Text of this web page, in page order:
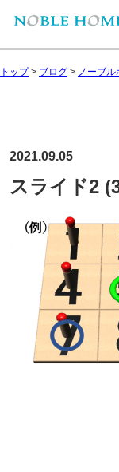
トップ> ブログ > ノーブ
2021.09.05
スライド2